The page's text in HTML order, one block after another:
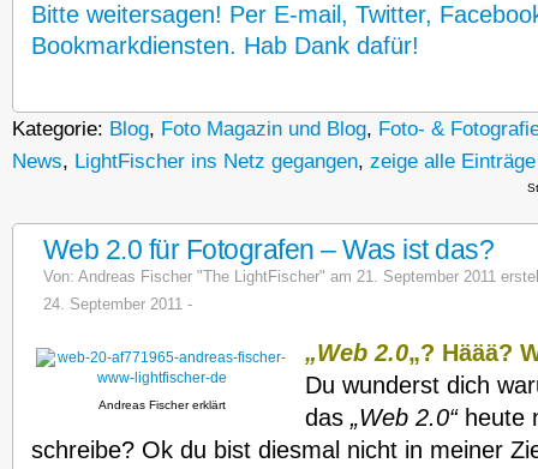
Bitte weitersagen! Per E-mail, Twitter,
Bookmarkdiensten. Hab Dank dafür!
Kategorie: Blog, Foto Magazin und Blog, Foto- &
News, LightFischer ins Netz gegangen, zeige alle Einträge
Web 2.0 für Fotografen – Was ist das?
Von: Andreas Fischer "The LightFischer" am 21. September 2011
24. September 2011 -
Andreas Fischer erklärt
„Web 2.0„? Häää?
Du wunderst dich
das „Web 2.0“heute
schreibe? Ok du bist diesmal nicht in meiner